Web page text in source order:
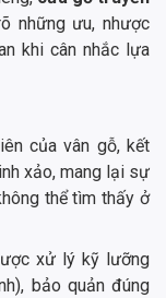
những ưu, nhược
khi cân nhắc lựa
của vân gỗ, kết
xảo, mang lại sự
thể tìm thấy ở
xử lý kỹ lưỡng
bảo quản đúng